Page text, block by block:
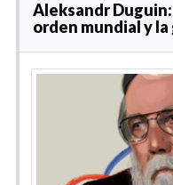
Aleksandr
orden mundial y la